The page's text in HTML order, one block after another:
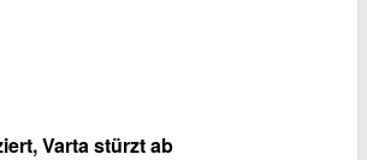
Varta stürzt ab